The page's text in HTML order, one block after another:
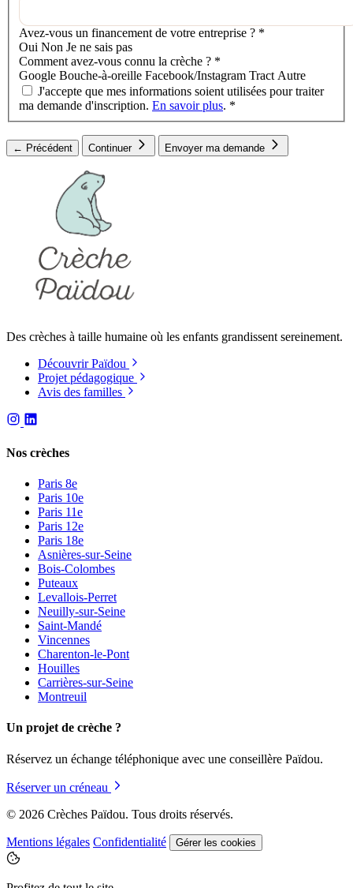
Avez-vous un financement de votre entreprise ? *
Oui Non Je ne sais pas
Comment avez-vous connu la crèche ? *
Google Bouche-à-oreille Facebook/Instagram Tract Autre
J'accepte que mes informations soient utilisées pour traiter
ma demande d'inscription. En savoir plus. *
← Précédent Continuer Envoyer ma demande
Des crèches à taille humaine où les enfants grandissent sereinement.
Découvrir Païdou
Projet pédagogique
Avis des familles
Nos crèches
Paris 8e
Paris 10e
Paris 11e
Paris 12e
Paris 18e
Asnières-sur-Seine
Bois-Colombes
Puteaux
Levallois-Perret
Neuilly-sur-Seine
Saint-Mandé
Vincennes
Charenton-le-Pont
Houilles
Carrières-sur-Seine
Montreuil
Un projet de crèche ?
Réservez un échange téléphonique avec une conseillère Païdou.
Réserver un créneau
© 2026 Crèches Païdou. Tous droits réservés.
Mentions légales Confidentialité Gérer les cookies